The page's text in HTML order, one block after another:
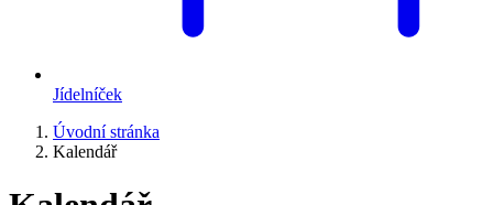
Jídelníček
Úvodní stránka
Kalendář